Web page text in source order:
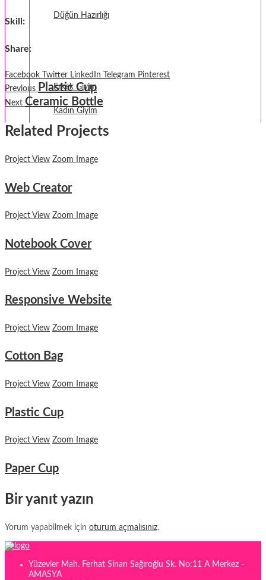
Düğün Hazırlığı
Erkek Giyim
Kadın Giyim
Skill :
Share:
Facebook Twitter LinkedIn Telegram Pinterest
Previous Plastic Cup
Next Ceramic Bottle
Related Projects
Project View Zoom Image
Web Creator
Project View Zoom Image
Notebook Cover
Project View Zoom Image
Responsive Website
Project View Zoom Image
Cotton Bag
Project View Zoom Image
Plastic Cup
Project View Zoom Image
Paper Cup
Bir yanıt yazın
Yorum yapabilmek için oturum açmalısınız.
Yüzevler Mah. Ferhat Sinan Sağıroğlu Sk. No:11 A Merkez -
AMASYA